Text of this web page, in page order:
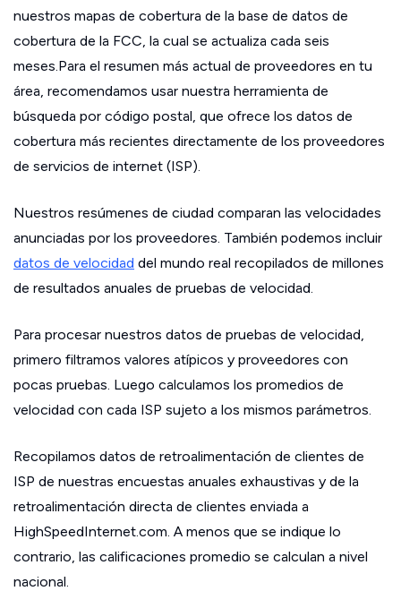
nuestros mapas de cobertura de la base de datos de
cobertura de la FCC, la cual se actualiza cada seis
meses.Para el resumen más actual de proveedores en tu
área, recomendamos usar nuestra herramienta de
búsqueda por código postal, que ofrece los datos de
cobertura más recientes directamente de los proveedores
de servicios de internet (ISP).
Nuestros resúmenes de ciudad comparan las velocidades
anunciadas por los proveedores. También podemos incluir
datos de velocidad del mundo real recopilados de millones
de resultados anuales de pruebas de velocidad.
Para procesar nuestros datos de pruebas de velocidad,
primero filtramos valores atípicos y proveedores con
pocas pruebas. Luego calculamos los promedios de
velocidad con cada ISP sujeto a los mismos parámetros.
Recopilamos datos de retroalimentación de clientes de
ISP de nuestras encuestas anuales exhaustivas y de la
retroalimentación directa de clientes enviada a
HighSpeedInternet.com. A menos que se indique lo
contrario, las calificaciones promedio se calculan a nivel
nacional.